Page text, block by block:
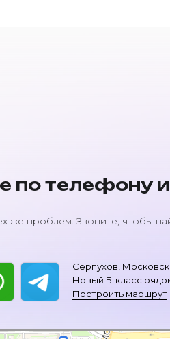
по телефону
же проблем. Звоните, чтобы
Серпухов,
Новый Б-класс
Построить маршрут